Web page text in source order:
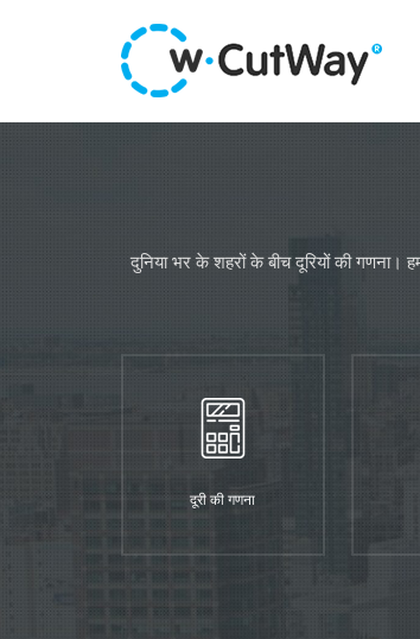
दुनिया भर के शहरों के बीच दूरियों की गणना।
दूरी की गणना